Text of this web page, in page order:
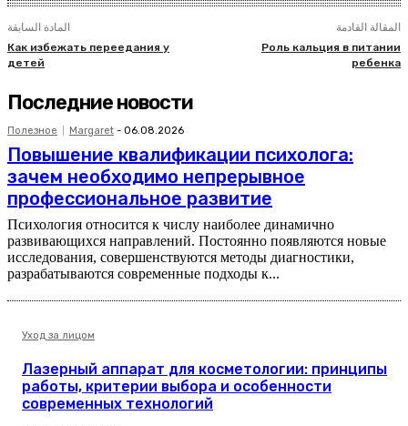
المادة السابقة
Как избежать переедания у
детей
المقالة القادمة
Роль кальция в питании
ребенка
Последние новости
Полезное Margaret - 06.08.2026
Повышение квалификации психолога:
зачем необходимо непрерывное
профессиональное развитие
Психология относится к числу наиболее динамично
развивающихся направлений. Постоянно появляются новые
исследования, совершенствуются методы диагностики,
разрабатываются современные подходы к...
Уход за лицом
Лазерный аппарат для косметологии: принципы
работы, критерии выбора и особенности
современных технологий